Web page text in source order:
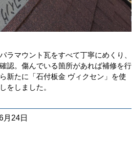
ラマウント瓦をすべて丁寧にめくり、
認。傷んでいる箇所があれば補修を行
新たに「石付板金 ヴィクセン」を使
をしました。
月24日